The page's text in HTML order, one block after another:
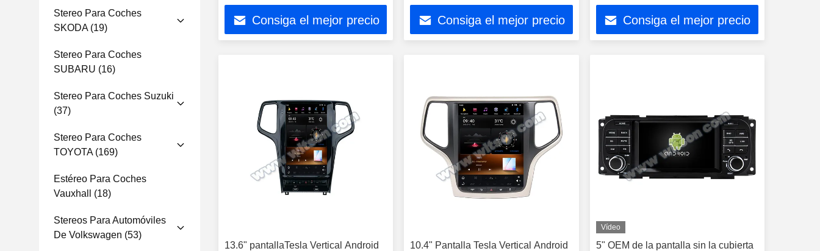
Stereo Para Coches
SKODA(19)
Stereo Para Coches
SUBARU (16)
Stereo Para Coches Suzuki
(37)
Stereo Para Coches
TOYOTA(169)
Estéreo Para Coches
Vauxhall
(18)
Stereos Para Automóviles
De Volkswagen (53)
Consiga el mejor precio
Chall
Consiga el mejor precio
multimedias
Consiga el mejor precio
13.6" pantallaTesla Vertical Android
10.4" Pantalla Tesla Vertical Android
Vídeo
5" OEM de la pantalla sin la cubierta